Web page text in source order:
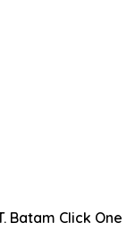
Batam Click One